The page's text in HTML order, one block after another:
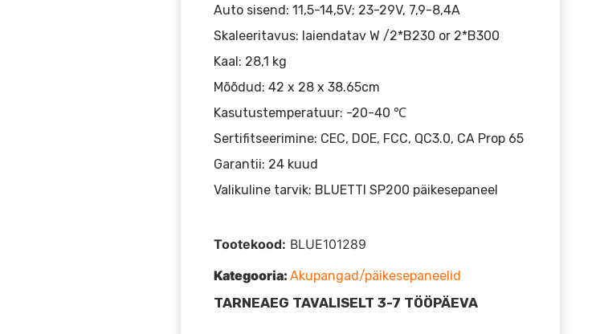
Auto sisend: 11,5-14,5V; 23-29V, 7,9-8,4A
Skaleeritavus: laiendatav W /2*B230 or 2*B300
Kaal: 28,1 kg
Mõõdud: 42 x 28 x 38.65cm
Kasutustemperatuur: -20-40 ℃
Sertifitseerimine: CEC, DOE, FCC, QC3.0, CA Prop 65
Garantii: 24 kuud
Valikuline tarvik: BLUETTI SP200 päikesepaneel
Tootekood: BLUE101289
Kategooria: Akupangad/päikesepaneelid
TARNEAEG TAVALISELT 3-7 TÖÖPÄEVA